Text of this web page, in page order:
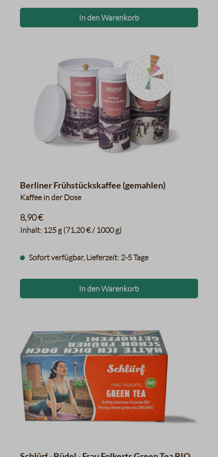
In den Warenkorb
Datentabelle für das
Nussig, Pekannüsse
Melasse, Kekse
frisches Brot, Tabak
Schwarzer Tee
getrocknete Datteln
Berliner Frühstückskaffee (gemahlen)
Kaffee in der Dose
Inhalt: 125 g(71,20 € / 1000 g)
8,90 €
Sofort verfügbar, Lieferzeit: 2-5 Tage
In den Warenkorb